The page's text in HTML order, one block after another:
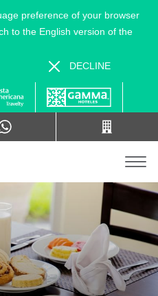
preference of your browser
to the English version of the
DECLINE